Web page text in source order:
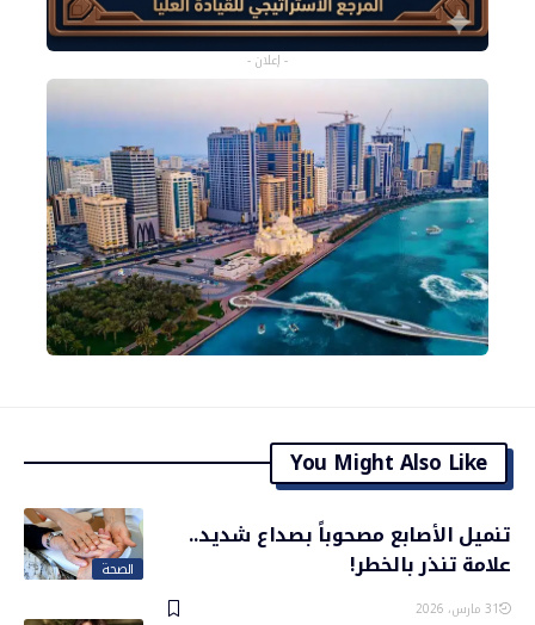
- إعلان -
You Might Also Like
الصحة
تنميل الأصابع مصحوباً بصداع شديد..
علامة تنذر بالخطر!
31 مارس، 2026